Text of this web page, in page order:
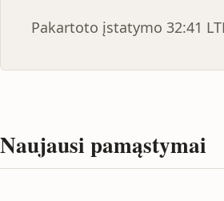
Pakartoto įstatymo 32:41
Naujausi pamąstymai